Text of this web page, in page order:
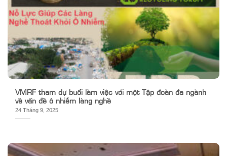
VMRF tham dự buổi làm việc với một Tập đoàn đa ngành
về vấn đề ô nhiễm làng nghề
24 Tháng 9, 2025